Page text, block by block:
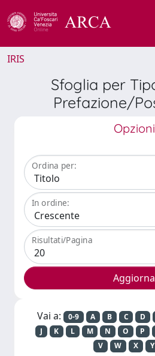
IRIS
Sfoglia per
Prefazione/
Opzioni
Ordina per:
In ordine:
Risultati/Pagina
Vai a: 0-9 A B C D
J
K L M N O P
V
W X Y